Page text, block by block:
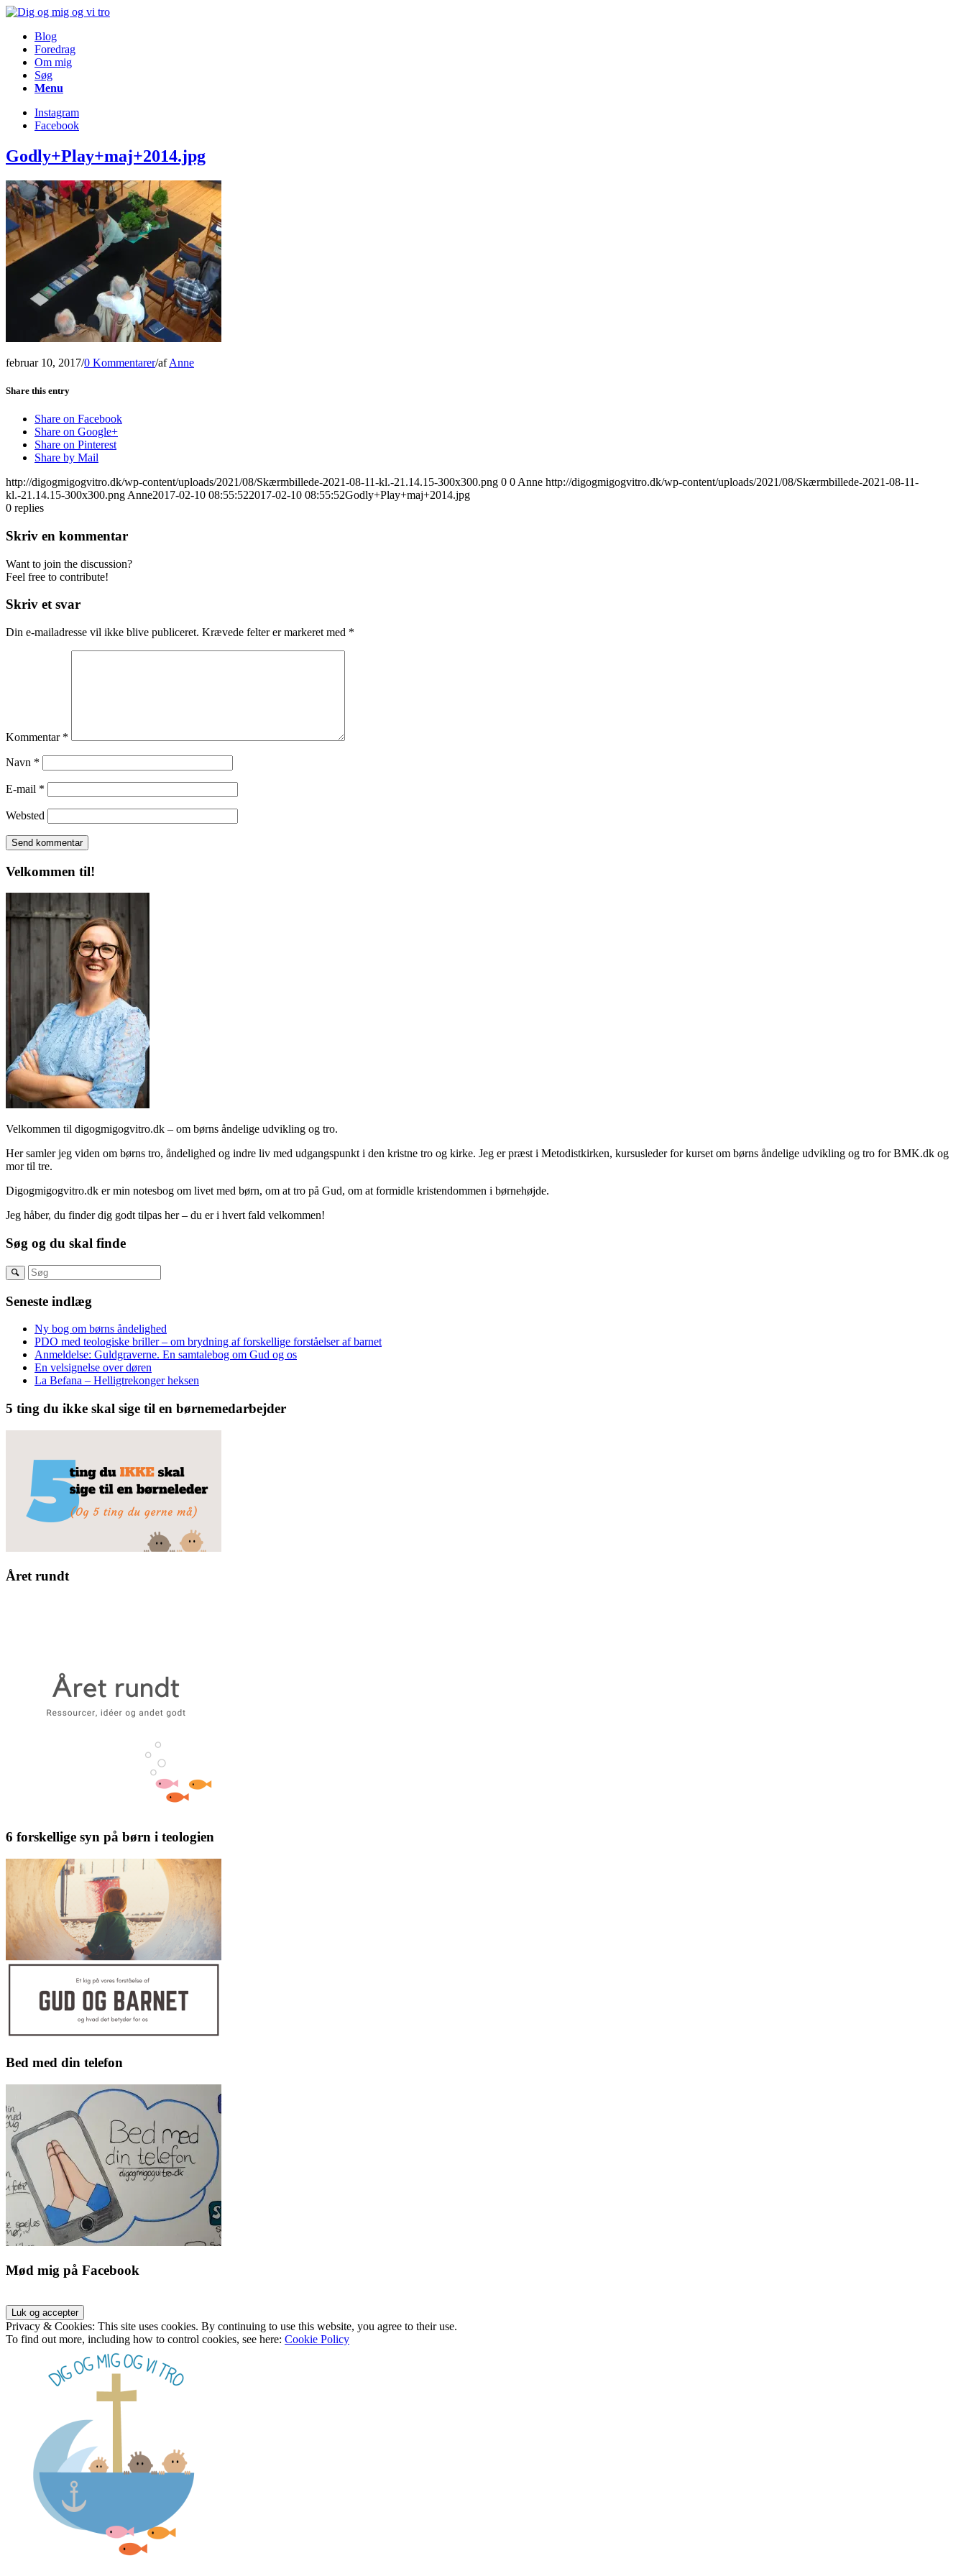
Blog
Foredrag
Om mig
Søg
Menu
Instagram
Facebook
Godly+Play+maj+2014.jpg
februar 10, 2017/0 Kommentarer/afAnne
Share this entry
Share on Facebook
Share on Google+
Share on Pinterest
Share by Mail
http://digogmigogvitro.dk/wp-content/uploads/2021/08/Skærmbillede-2021-08-11-kl.-21.14.15-300x300.png 0 0 Anne http://digogmigogvitro.dk/wp-content/uploads/2021/08/Skærmbillede-2021-08-11-
kl.-21.14.15-300x300.png Anne2017-02-10 08:55:522017-02-10 08:55:52Godly+Play+maj+2014.jpg
0 replies
Skriv en kommentar
Want to join the discussion?
Feel free to contribute!
Skriv et svar
Din e-mailadresse vil ikke blive publiceret. Krævede felter er markeret med *
Kommentar *
Navn *
E-mail *
Websted
Velkommen til!
Velkommen til digogmigogvitro.dk – om børns åndelige udvikling og tro.
Her samler jeg viden om børns tro, åndelighed og indre liv med udgangspunkt i den kristne tro og kirke. Jeg er præst i Metodistkirken, kursusleder for kurset om børns åndelige udvikling og tro for BMK.dk og
mor til tre.
Digogmigogvitro.dk er min notesbog om livet med børn, om at tro på Gud, om at formidle kristendommen i børnehøjde.
Jeg håber, du finder dig godt tilpas her – du er i hvert fald velkommen!
Søg og du skal finde
Seneste indlæg
Ny bog om børns åndelighed
PDO med teologiske briller – om brydning af forskellige forståelser af barnet
Anmeldelse: Guldgraverne. En samtalebog om Gud og os
En velsignelse over døren
La Befana – Helligtrekonger heksen
5 ting du ikke skal sige til en børnemedarbejder
Året rundt
6 forskellige syn på børn i teologien
Bed med din telefon
Mød mig på Facebook
Privacy & Cookies: This site uses cookies. By continuing to use this website, you agree to their use.
To find out more, including how to control cookies, see here: Cookie Policy